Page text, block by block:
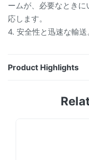
ームが、必要なとき
応します。
4. 安全性と迅速な輸送
Product Highlights
機 2400DPI 解像度